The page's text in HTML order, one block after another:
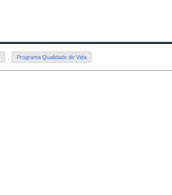
Programa Qualidade de Vida